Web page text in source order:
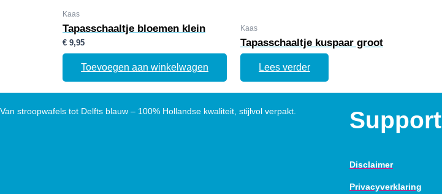
Kaas
Tapasschaaltje bloemen klein
€ 9,95
Toevoegen aan winkelwagen
Kaas
Tapasschaaltje kuspaar groot
Lees verder
Van stroopwafels tot Delfts blauw – 100% Hollandse kwaliteit, stijlvol verpakt. Support
Disclaimer
Privacyverklaring